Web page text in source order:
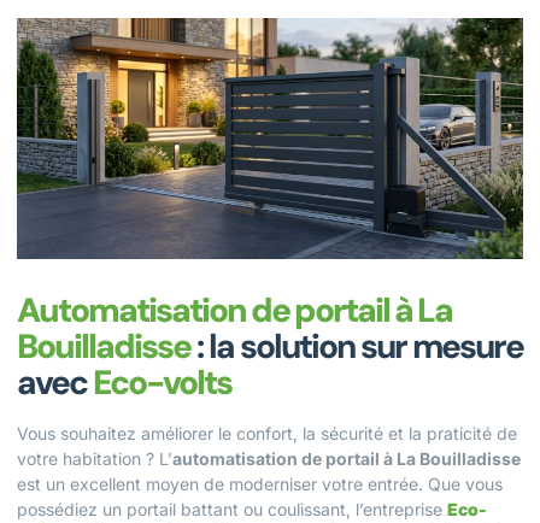
Automatisation de portail à La
Bouilladisse: la solution sur mesure
avecEco-volts
Vous souhaitez améliorer le confort, la sécurité et la praticité de
votre habitation ? L’automatisation de portail à La Bouilladisse
est un excellent moyen de moderniser votre entrée. Que vous
possédiez un portail battant ou coulissant, l’entreprise Eco-